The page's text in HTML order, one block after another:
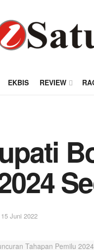
EKBIS REVIEW
15 Juni 2022